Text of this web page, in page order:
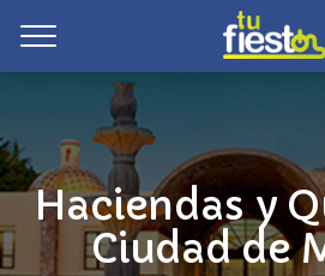
Haciendas y
Ciudad de